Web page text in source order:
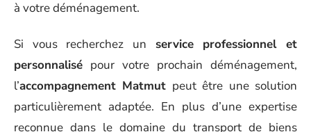
à votre déménagement.
Si vous recherchez un service professionnel et
personnalisé pour votre prochain déménagement,
l’accompagnement Matmut peut être une solution
particulièrement adaptée. En plus d’une expertise
reconnue dans le domaine du transport de biens